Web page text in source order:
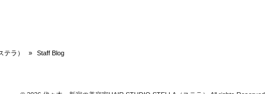
ラ） » Staff Blog